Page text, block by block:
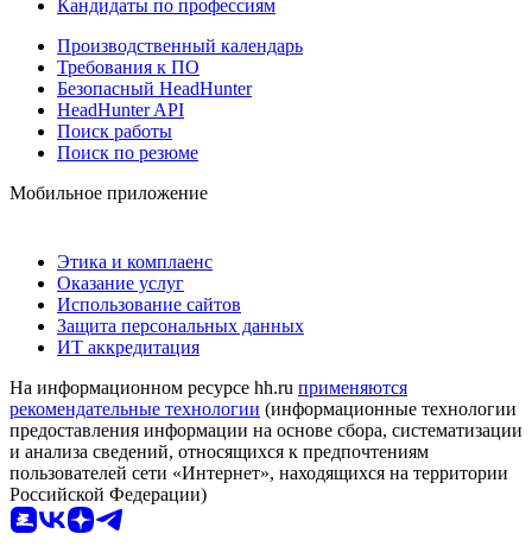
Кандидаты по профессиям
Производственный календарь
Требования к ПО
Безопасный HeadHunter
HeadHunter API
Поиск работы
Поиск по резюме
Мобильное приложение
Этика и комплаенс
Оказание услуг
Использование сайтов
Защита персональных данных
ИТ аккредитация
На информационном ресурсе hh.ru применяются
рекомендательные технологии (информационные технологии
предоставления информации на основе сбора, систематизации
и анализа сведений, относящихся к предпочтениям
пользователей сети «Интернет», находящихся на территории
Российской Федерации)